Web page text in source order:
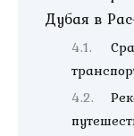
Дубая в